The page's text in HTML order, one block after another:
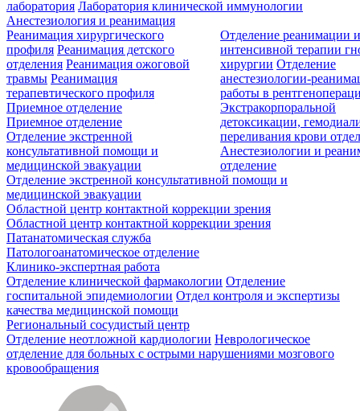
лаборатория Лаборатория клинической иммунологии
Анестезиология и реанимация
Реанимация хирургического
профиля Реанимация детского
отделения Реанимация ожоговой
травмы Реанимация
терапевтического профиля
Отделение реанимации
интенсивной терапии
хирургии Отделение
анестезиологии-
работы в
Экстракорпоральной
детоксикации,
переливания крови
Анестезиологии и
отделение
Приемное отделение
Приемное отделение
Отделение экстренной
консультативной помощи и
медицинской эвакуации
Отделение экстренной консультативной помощи и
медицинской эвакуации
Областной центр контактной коррекции зрения
Областной центр контактной коррекции зрения
Патанатомическая служба
Патологоанатомическое отделение
Клинико-экспертная работа
Отделение клинической фармакологии Отделение
госпитальной эпидемиологии Отдел контроля и экспертизы
качества медицинской помощи
Региональный сосудистый центр
Отделение неотложной кардиологии Неврологическое
отделение для больных с острыми нарушениями мозгового
кровообращения